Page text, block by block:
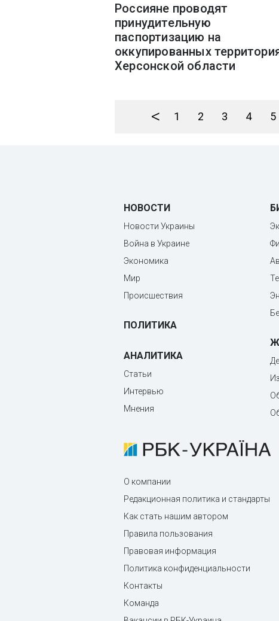
Россияне проводят
принудительную
паспортизацию на
оккупированных
Херсонской области
< 1 2 3 4 5
НОВОСТИ
Новости Украины
Война в Украине
Экономика
Мир
Происшествия
ПОЛИТИКА
АНАЛИТИКА
Статьи
Интервью
Мнения
О компании
Редакционная политика и стандарты
Как стать нашим автором
Правила пользования
Правовая информация
Политика конфиденциальности
Контакты
Команда